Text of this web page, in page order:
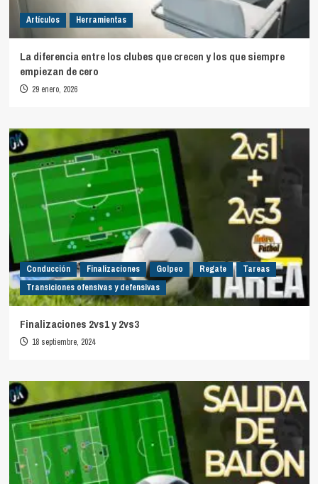
Artículos Herramientas
La diferencia entre los clubes que crecen y los que siempre
empiezan de cero
29 enero, 2026
Conducción Finalizaciones Golpeo Regate
Tareas
Transiciones ofensivas y defensivas
Finalizaciones 2vs1 y 2vs3
18 septiembre, 2024